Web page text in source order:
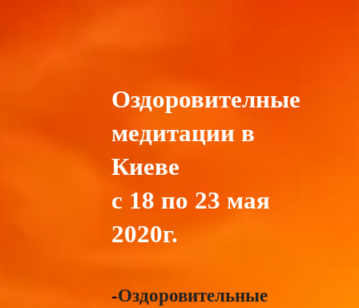
Оздоровителные
медитации в
Киеве
с 18 по 23 мая
2020г.
-Оздоровительные